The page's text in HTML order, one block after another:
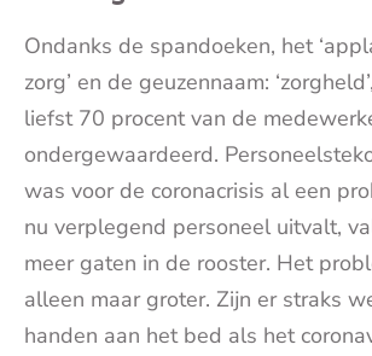
Ondanks de spandoeken, het
zorg’ en de geuzennaam:
liefst 70 procent van de
ondergewaardeerd.
was voor de coronacrisis al een
nu verplegend personeel uitvalt,
meer gaten in de rooster. Het
alleen maar groter. Zijn er straks
handen aan het bed als het